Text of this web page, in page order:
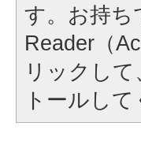
す。お持ち
Reader（
リックし
トールして